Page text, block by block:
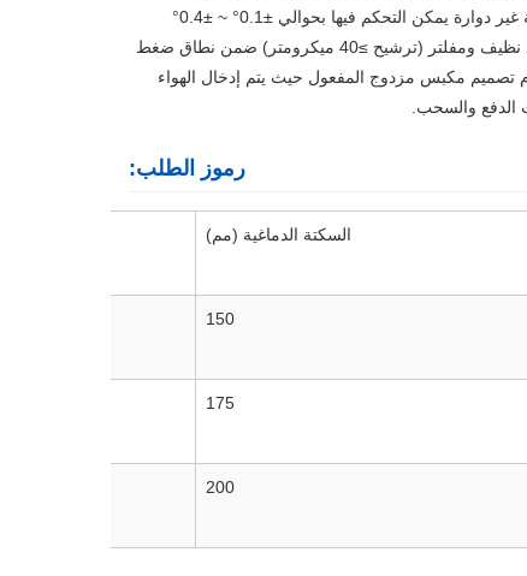
المزدوجة يقاوم بشكل جوهري اللحظات الالتوائية حول محور الحركة، مما يوفر دقة غير دوارة يمكن التحكم فيها بحوالي ±0.1° ~ ±0.4°​
اعتمادًا على حجم التجويف (TN10 إلى TN32). تعمل الأسطوانة على هواء مضغوط نظيف ومفلتر (ترشيح ≥40 ميكرومتر) ضمن نطاق ضغط
مئوية إلى +70 درجة مئوية، باستخدام تصميم مكبس مزدوج المفعول حيث يتم إدخال الهواء
الدفع والسحب.
رموز الطلب:
السكتة الدماغية (مم)
150
175
200